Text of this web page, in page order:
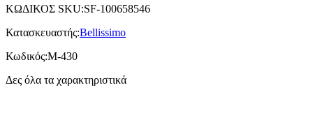
ΚΩΔΙΚΟΣ SKU:SF-100658546
Κατασκευαστής:Bellissimo
Κωδικός:Μ-430
Δες όλα τα χαρακτηριστικά